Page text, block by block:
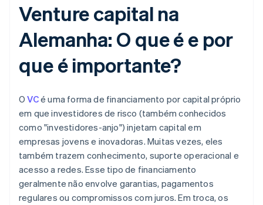
Venture capital na
Alemanha: O que é e por
que é importante?
OVCé uma forma de financiamento por capital próprio
em que investidores de risco (também conhecidos
como "investidores-anjo") injetam capital em
empresas jovens e inovadoras. Muitas vezes, eles
também trazem conhecimento, suporte operacional e
acesso a redes. Esse tipo de financiamento
geralmente não envolve garantias, pagamentos
regulares ou compromissos com juros. Em troca, os